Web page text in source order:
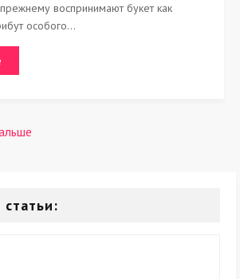
воспринимают букет как
особого...